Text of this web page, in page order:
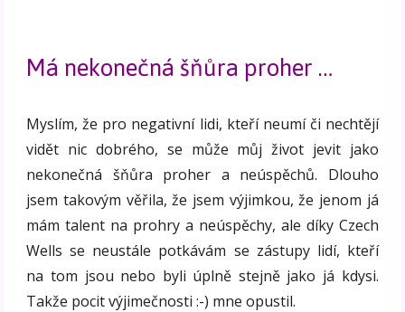
Má nekonečná šňůra proher …
Myslím, že pro negativní lidi, kteří neumí či nechtějí
vidět nic dobrého, se může můj život jevit jako
nekonečná šňůra proher a neúspěchů. Dlouho
jsem takovým věřila, že jsem výjimkou, že jenom já
mám talent na prohry a neúspěchy, ale díky Czech
Wells se neustále potkávám se zástupy lidí, kteří
na tom jsou nebo byli úplně stejně jako já kdysi.
Takže pocit výjimečnosti :-) mne opustil.